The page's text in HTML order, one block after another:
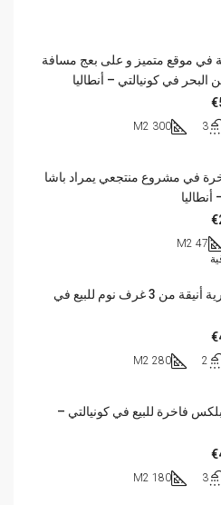
في موقع متميز و على بعج مسافة
في كونيالتي – أنطاليا
3
300 M2
في مشروع منتجعي يمراد باشا
47 M2
فلل عصرية أنيقة من 3 غرف نوم للبيع في
2
280 M2
فاخرة للبيع في كونيالتي –
3
180 M2